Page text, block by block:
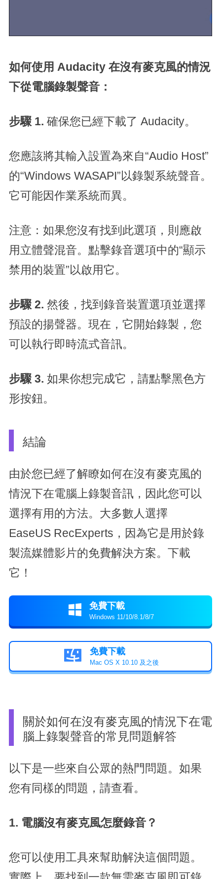
如何使用 Audacity 在沒有麥克風的情況
下從電腦錄製聲音：
步驟 1. 確保您已經下載了 Audacity。
您應該將其輸入設置為來自“Audio Host”
的“Windows WASAPI”以錄製系統聲音。
它可能因作業系統而異。
注意：如果您沒有找到此選項，則應啟
用立體聲混音。點擊錄音選項中的“顯示
禁用的裝置”以啟用它。
步驟 2. 然後，找到錄音裝置選項並選擇
預設的揚聲器。現在，它開始錄製，您
可以執行即時流式音訊。
步驟 3. 如果你想完成它，請點擊黑色方
形按鈕。
結論
由於您已經了解瞭如何在沒有麥克風的
情況下在電腦上錄製音訊，因此您可以
選擇有用的方法。大多數人選擇
EaseUS RecExperts，因為它是用於錄
製流媒體影片的免費解決方案。下載
它！
 免費下載
Windows 11/10/8.1/8/7
 免費下載
Mac OS X 10.10 及之後
關於如何在沒有麥克風的情況下在電
腦上錄製聲音的常見問題解答
以下是一些來自公眾的熱門問題。如果
您有同樣的問題，請查看。
1. 電腦沒有麥克風怎麼錄音？
您可以使用工具來幫助解決這個問題。